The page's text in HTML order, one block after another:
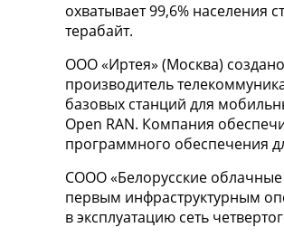
охватывает 99,6% населения
терабайт.
ООО «Иртея» (Москва)
производитель
базовых станций для
Open RAN. Компания
программного обеспечения
СООО «Белорусские облачные
первым инфраструктурным
в эксплуатацию сеть